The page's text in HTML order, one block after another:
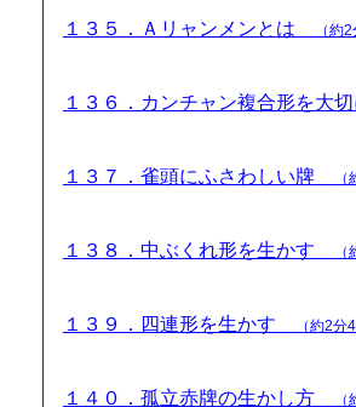
１３５．Ａリャンメンとは （約
１３６．カンチャン複合形を大
１３７．雀頭にふさわしい牌
１３８．中ぶくれ形を生かす
１３９．四連形を生かす （約2分
１４０．孤立赤牌の生かし方